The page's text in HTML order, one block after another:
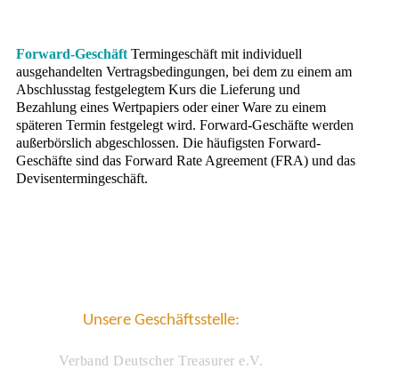
Forward-Geschäft Termingeschäft mit individuell
ausgehandelten Vertragsbedingungen, bei dem zu einem am
Abschlusstag festgelegtem Kurs die Lieferung und
Bezahlung eines Wertpapiers oder einer Ware zu einem
späteren Termin festgelegt wird. Forward-Geschäfte werden
außerbörslich abgeschlossen. Die häufigsten Forward-
Geschäfte sind das Forward Rate Agreement (FRA) und das
Devisentermingeschäft.
Unsere Geschäftsstelle:
Verband Deutscher Treasurer e.V.